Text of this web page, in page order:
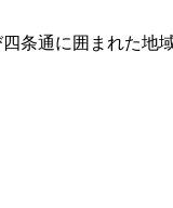
条通に囲まれた地